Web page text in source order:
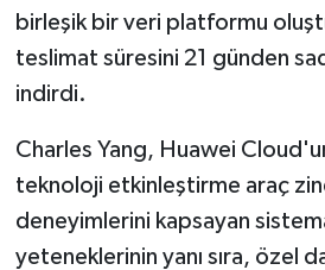
birleşik bir veri platformu
teslimat süresini 21 günden
indirdi.
Charles Yang, Huawei
teknoloji etkinleştirme araç
deneyimlerini kapsayan
yeteneklerinin yanı sıra, özel